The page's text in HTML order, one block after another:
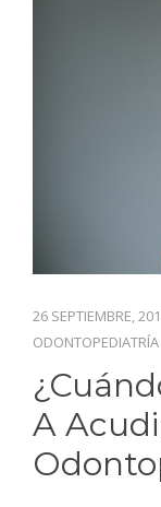
26 SEPTIEMBRE,
ODONTOPEDIATRÍA
A